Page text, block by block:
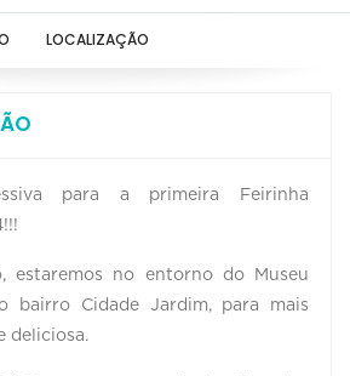
LOCALIZAÇÃO
para a primeira Feirinha
estaremos no entorno do Museu
bairro Cidade Jardim, para mais
deliciosa.